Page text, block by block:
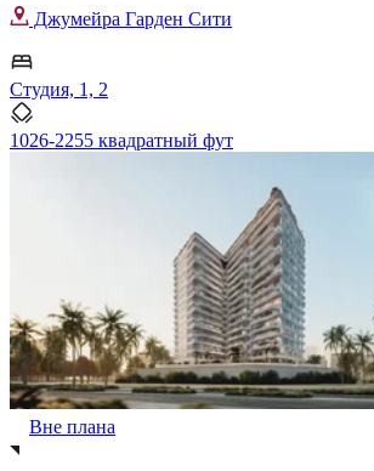
Джумейра Гарден Сити
Студия, 1, 2
1026-2255 квадратный фут
Вне плана